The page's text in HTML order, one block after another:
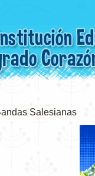
Salesianas